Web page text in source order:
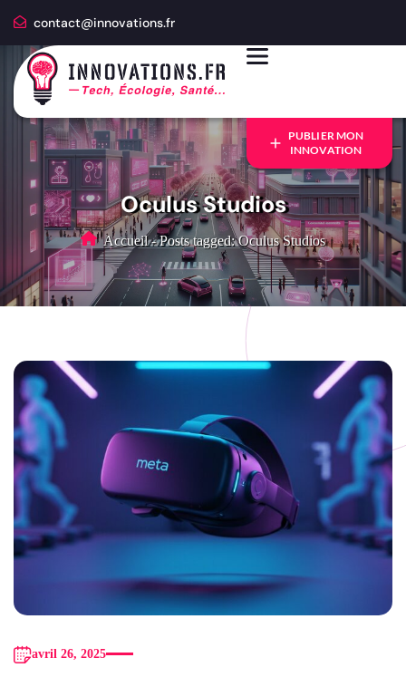
contact@innovations.fr
PUBLIER MON
INNOVATION
Oculus Studios
Accueil - Posts tagged: Oculus Studios
avril 26, 2025